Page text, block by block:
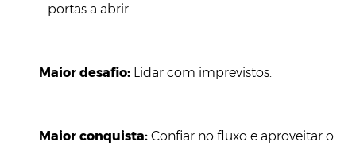
portas a abrir.
Maior desafio:Lidar com imprevistos.
Maior conquista: Confiar no fluxo e aproveitar o